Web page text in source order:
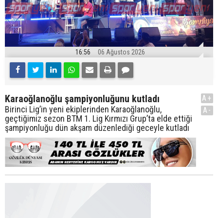
16:56 06 Ağustos 2026
Karaoğlanoğlu şampiyonluğunu kutladı
Birinci Lig’in yeni ekiplerinden Karaoğlanoğlu,
geçtiğimiz sezon BTM 1. Lig Kırmızı Grup’ta elde ettiği
şampiyonluğu dün akşam düzenlediği geceyle kutladı
A+
A-